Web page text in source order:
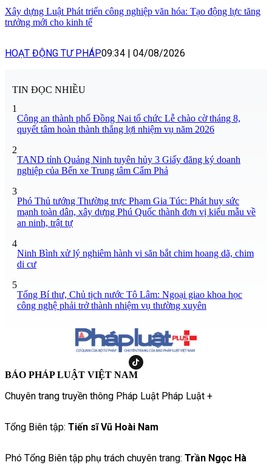
Xây dựng Luật Phát triển công nghiệp văn hóa: Tạo động lực tăng
trưởng mới cho kinh tế
HOẠT ĐỘNG TƯ PHÁP09:34 | 04/08/2026
TIN ĐỌC NHIỀU
1
Công an thành phố Đồng Nai tổ chức Lễ chào cờ tháng 8,
quyết tâm hoàn thành thắng lợi nhiệm vụ năm 2026
2
TAND tỉnh Quảng Ninh tuyên hủy 3 Giấy đăng ký doanh
nghiệp của Bến xe Trung tâm Cẩm Phả
3
Phó Thủ tướng Thường trực Phạm Gia Túc: Phát huy sức
mạnh toàn dân, xây dựng Phú Quốc thành đơn vị kiểu mẫu về
an ninh, trật tự
4
Ninh Bình xử lý nghiêm hành vi săn bắt chim hoang dã, chim
di cư
5
Tổng Bí thư, Chủ tịch nước Tô Lâm: Ngoại giao khoa học
công nghệ phải trở thành nhiệm vụ thường xuyên
BÁO PHÁP LUẬT VIỆT NAM
Chuyên trang truyền thông Pháp Luật Pháp Luật +
Tổng Biên tập: Tiến sĩ Vũ Hoài Nam
Phó Tổng Biên tập phụ trách chuyên trang: Trần Ngọc Hà